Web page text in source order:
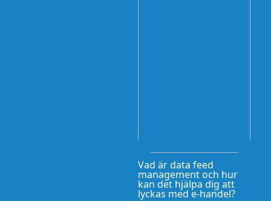
Vad är data feed
management och hur
kan det hjälpa dig att
lyckas med e-handel?